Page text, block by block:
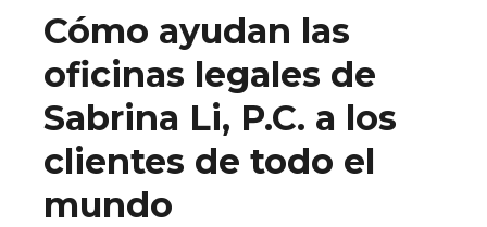
Cómo ayudan las
oficinas legales de
Sabrina Li, P.C. a los
clientes de todo el
mundo